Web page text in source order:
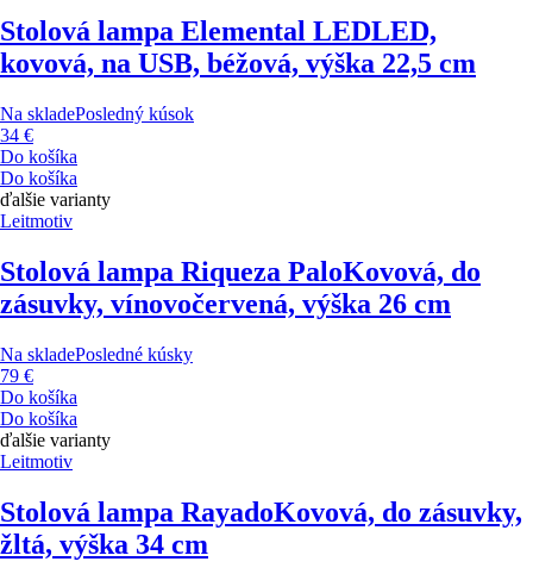
Stolová lampa Elemental LEDLED,
kovová, na USB, béžová, výška 22,5 cm
Na skladePosledný kúsok
34 €
Do košíka
Do košíka
ďalšie varianty
Leitmotiv
Stolová lampa Riqueza PaloKovová, do
zásuvky, vínovočervená, výška 26 cm
Na skladePosledné kúsky
79 €
Do košíka
Do košíka
ďalšie varianty
Leitmotiv
Stolová lampa RayadoKovová, do zásuvky,
žltá, výška 34 cm